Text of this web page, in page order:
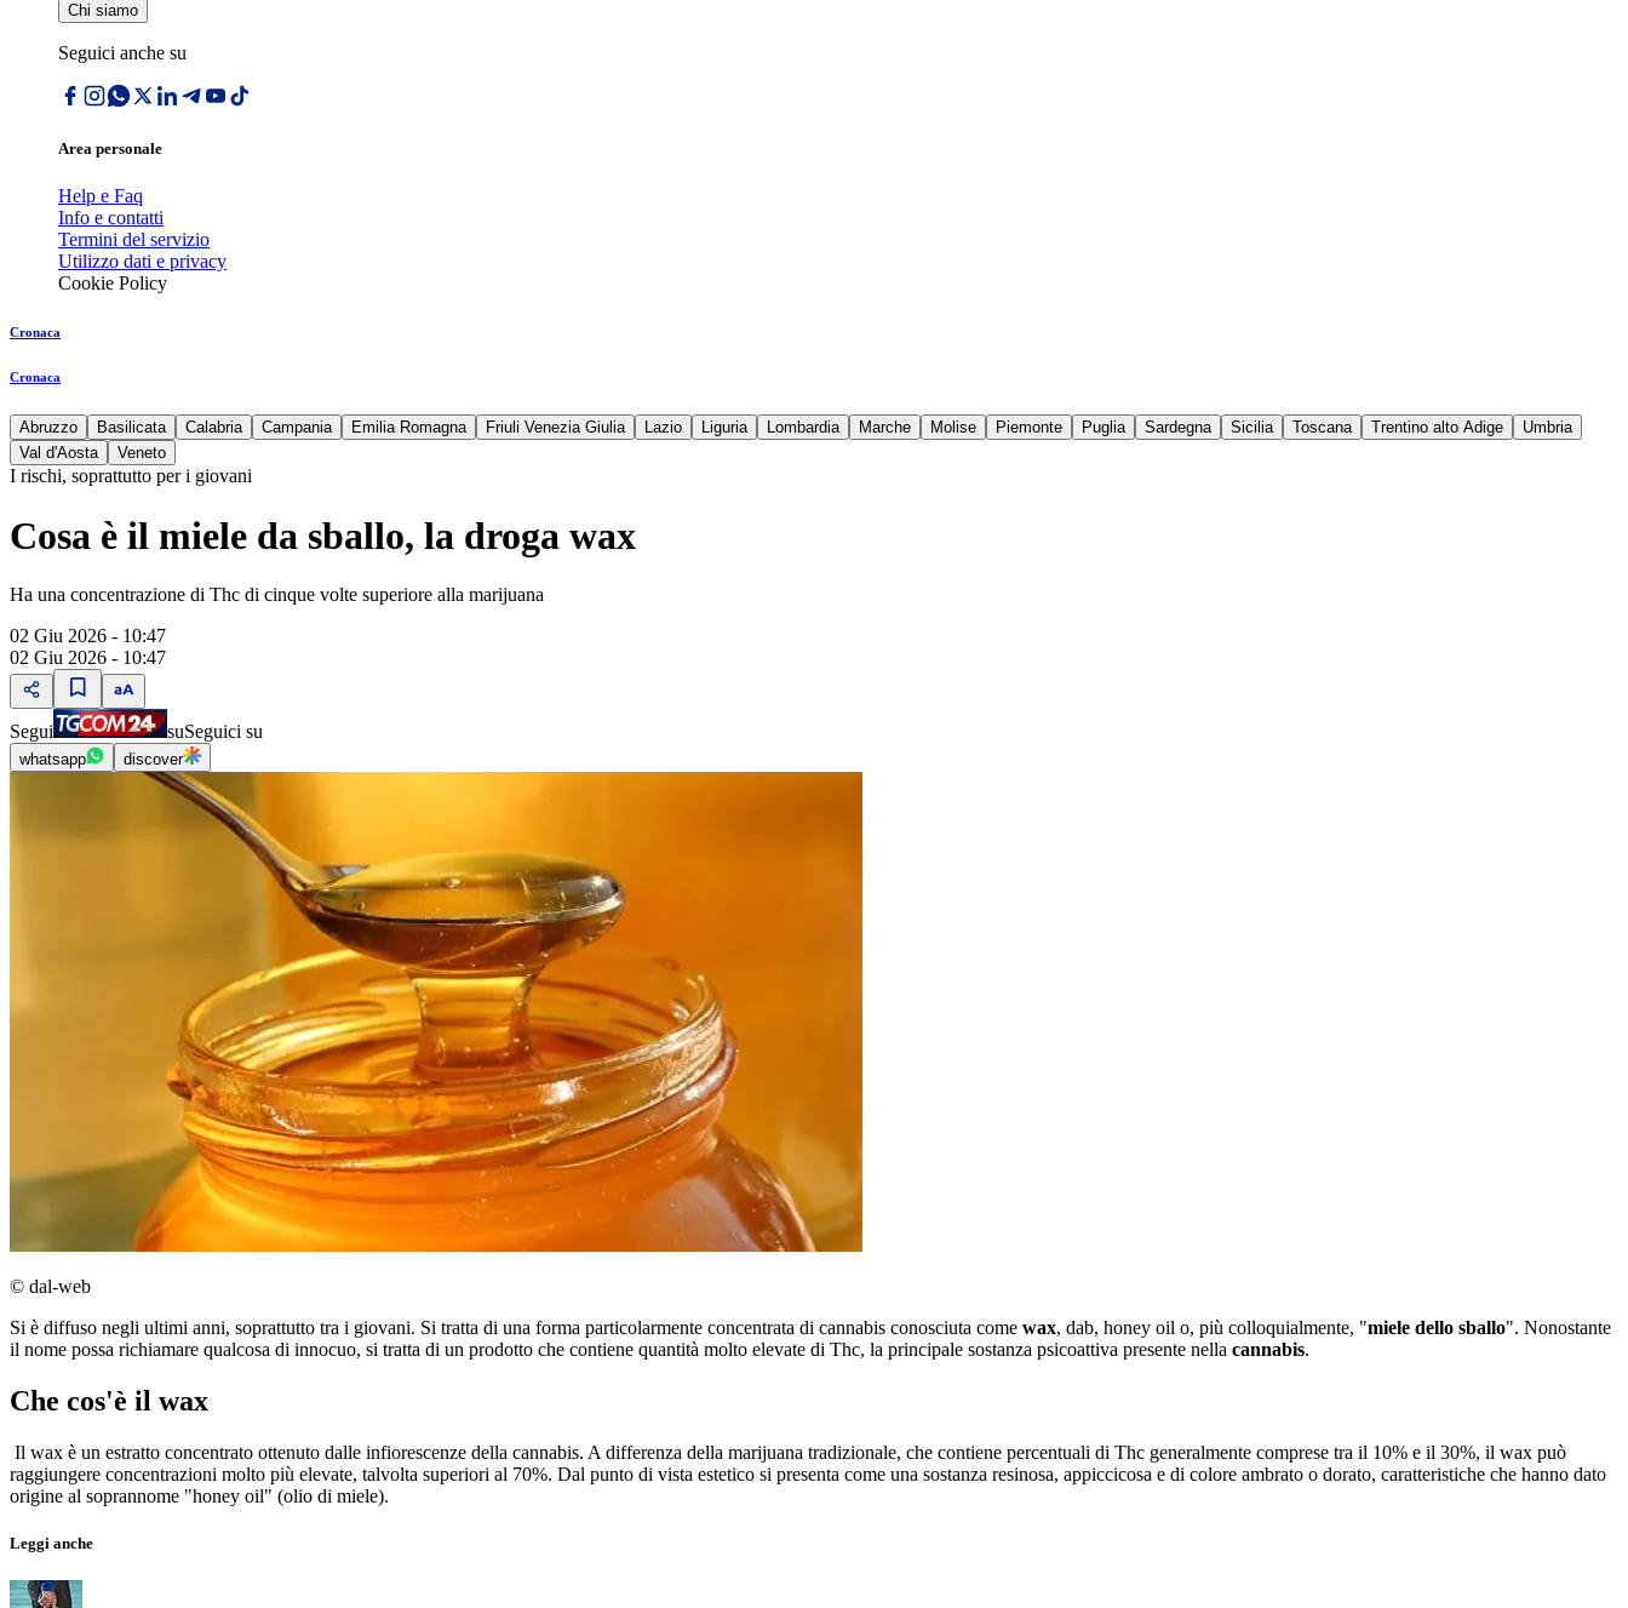
Chi siamo
Seguici anche su
Area personale
Help e Faq
Info e contatti
Termini del servizio
Utilizzo dati e privacy
Cookie Policy
Cronaca
Cronaca
Abruzzo Basilicata Calabria Campania Emilia Romagna Friuli Venezia Giulia Lazio Liguria Lombardia Marche Molise Piemonte Puglia Sardegna Sicilia Toscana Trentino alto Adige
Umbria
Val d'Aosta
Veneto
I rischi, soprattutto per i giovani
Cosa è il miele da sballo, la droga wax
Ha una concentrazione di Thc di cinque volte superiore alla marijuana
02 Giu 2026 - 10:47
02 Giu 2026 - 10:47
Segui suSeguici su
whatsapp discover
© dal-web
Si è diffuso negli ultimi anni, soprattutto tra i giovani. Si tratta di una forma particolarmente concentrata di cannabis conosciuta come wax, dab, honey oil o, più colloquialmente, "miele dello sballo". Nonostante
il nome possa richiamare qualcosa di innocuo, si tratta di un prodotto che contiene quantità molto elevate di Thc, la principale sostanza psicoattiva presente nella cannabis.
Che cos'è il wax
Il wax è un estratto concentrato ottenuto dalle infiorescenze della cannabis. A differenza della marijuana tradizionale, che contiene percentuali di Thc generalmente comprese tra il 10% e il 30%, il wax può
raggiungere concentrazioni molto più elevate, talvolta superiori al 70%. Dal punto di vista estetico si presenta come una sostanza resinosa, appiccicosa e di colore ambrato o dorato, caratteristiche che hanno dato
origine al soprannome "honey oil" (olio di miele).
Leggi anche